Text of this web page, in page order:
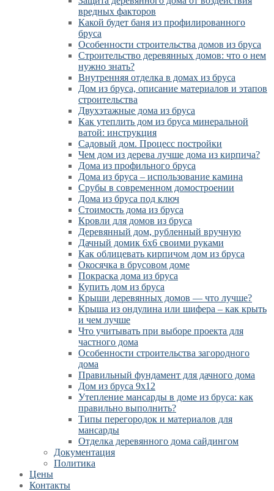
вредных факторов
Какой будет баня из профилированного
бруса
Особенности строительства домов из бруса
Строительство деревянных домов: что о нем
нужно знать?
Внутренняя отделка в домах из бруса
Дом из бруса, описание материалов и этапов
строительства
Двухэтажные дома из бруса
Как утеплить дом из бруса минеральной
ватой: инструкция
Садовый дом. Процесс постройки
Чем дом из дерева лучше дома из кирпича?
Дома из профильного бруса
Дома из бруса – использование камина
Срубы в современном домостроении
Дома из бруса под ключ
Стоимость дома из бруса
Кровли для домов из бруса
Деревянный дом, рубленный вручную
Дачный домик 6х6 своими руками
Как облицевать кирпичом дом из бруса
Окосячка в брусовом доме
Покраска дома из бруса
Купить дом из бруса
Крыши деревянных домов — что лучше?
Крыша из ондулина или шифера – как крыть
и чем лучше
Что учитывать при выборе проекта для
частного дома
Особенности строительства загородного
дома
Правильный фундамент для дачного дома
Дом из бруса 9х12
Утепление мансарды в доме из бруса: как
правильно выполнить?
Типы перегородок и материалов для
мансарды
Отделка деревянного дома сайдингом
Документация
Политика
Цены
Контакты